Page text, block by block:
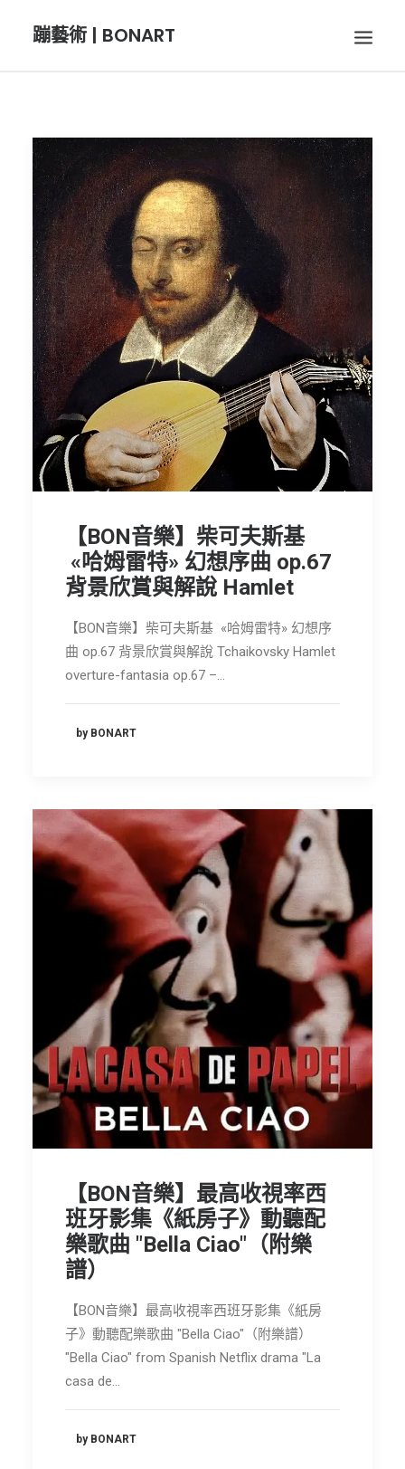
蹦藝術 | BONART
BON呼吸
BON攝影
BON插畫
BON旅行
節慶長笛樂團
關於我們
SEARCH
【BON音樂】柴可夫斯基
«哈姆雷特» 幻想序曲 op.67
背景欣賞與解說 Hamlet
【BON音樂】柴可夫斯基 «哈姆雷特» 幻想序
曲 op.67 背景欣賞與解說 Tchaikovsky Hamlet
overture-fantasia op.67 –…
by BONART
【BON音樂】最高收視率西
班牙影集《紙房子》動聽配
樂歌曲 "Bella Ciao"（附樂
譜）
【BON音樂】最高收視率西班牙影集《紙房
子》動聽配樂歌曲 "Bella Ciao"（附樂譜）
"Bella Ciao" from Spanish Netflix drama "La
casa de…
by BONART